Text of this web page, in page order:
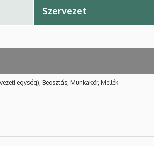
egység), Beosztás, Munkakör, Mellék